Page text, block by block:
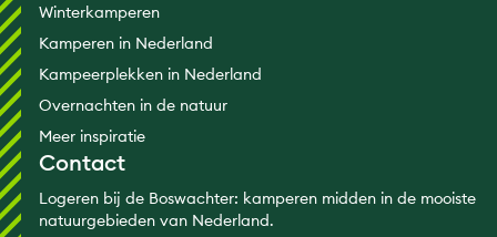
Winterkamperen
Kamperen in Nederland
Kampeerplekken in Nederland
Overnachten in de natuur
Meer inspiratie
Contact
Logeren bij de Boswachter: kamperen midden in de mooiste
natuurgebieden van Nederland.